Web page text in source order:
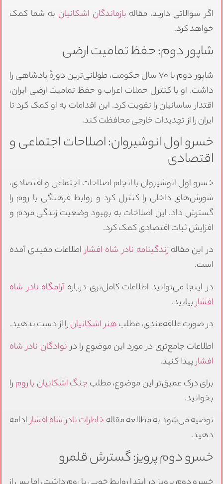
اگر سوالاتی دارید، مقاله بازماندگان اشکانیانبه شما کمک
خواهد کرد.
شاپور دوم: حفظ تمامیت ارضی
شاپور دوم با ۷۰ سال حکومت، طولانی‌ترین دورهٔ پادشاهی را
داشت. او با کنترل حملات اعراب و حفظ تمامیت ارضی ایران،
اقتدار ساسانیان را تقویت کرد. این اقدامات به او کمک کرد تا
ایران را از تهدیدات خارجی محافظت کند.
خسرو اول انوشیروان: اصلاحات اجتماعی و
اقتصادی
خسرو اول انوشیروان با انجام اصلاحات اجتماعی و اقتصادی،
شورش‌های داخلی را کنترل کرد و روابط فرهنگی با روم را
گسترش داد. این اصلاحات به بهبود وضعیت زندگی مردم و
افزایش ثبات اقتصادی کمک کرد.
در این مقالهزندگینامه نادر شاه افشاراطلاعات مفیدی آمده
است.
در اینجا می‌توانید اطلاعات کامل‌تری درباره آرامگاه نادر شاه
افشاربیابید.
در صورت علاقه‌مندی، مطلبهنر اشکانیانرا از دست ندهید.
اطلاعات جامع‌تری در مورد این موضوع را درنوادگان نادر شاه
افشارپیدا کنید.
برای درک عمیق‌تر این موضوع، مطلب جنگ اشکانیان با رومرا
بخوانید.
توصیه می‌شود به مطالعه مقاله خاطرات نادر شاه افشارادامه
دهید.
خسرو دوم پرویز: گسترش قلمرو